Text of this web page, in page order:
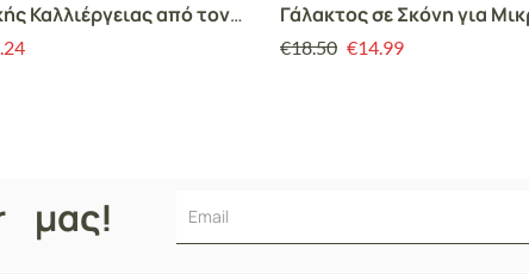
Καλλιέργειας από τον
200gr
Γάλακτος σε Σκόνη για
Παιδιά από 1 ως 3 ετών,
€18.50 €14.99
μας!